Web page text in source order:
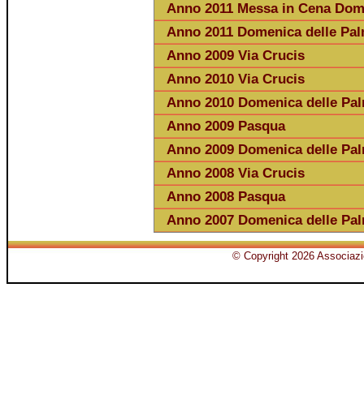
Anno 2011 Messa in Cena
Anno 2011 Domenica delle
Anno 2009 Via Crucis
Anno 2010 Via Crucis
Anno 2010 Domenica delle
Anno 2009 Pasqua
Anno 2009 Domenica delle
Anno 2008 Via Crucis
Anno 2008 Pasqua
Anno 2007 Domenica delle
© Copyright 2026